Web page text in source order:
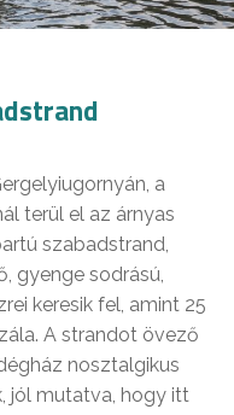
a
terül el az árnyas
szabadstrand,
gyenge sodrású,
keresik fel, amint 25
A strandot övező
nosztalgikus
jól mutatva, hogy itt